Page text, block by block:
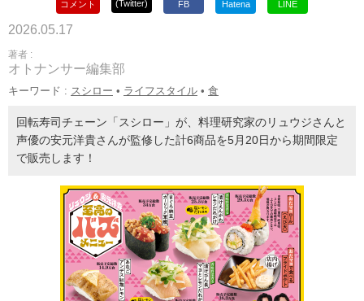
コメント (Twitter) FB Hatena LINE
2026.05.17
著者 :
オトナンサー編集部
キーワード : スシロー • ライフスタイル • 食
回転寿司チェーン「スシロー」が、料理研究家のリュウジさんと
声優の安元洋貴さんが監修した計6商品を5月20日から期間限定
で販売します！